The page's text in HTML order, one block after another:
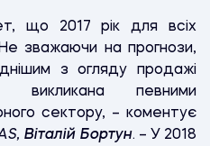
що 2017 рік для всіх
зважаючи на прогнози,
з огляду продажі
певними
сектору, – коментує
Віталій Бортун. – У 2018